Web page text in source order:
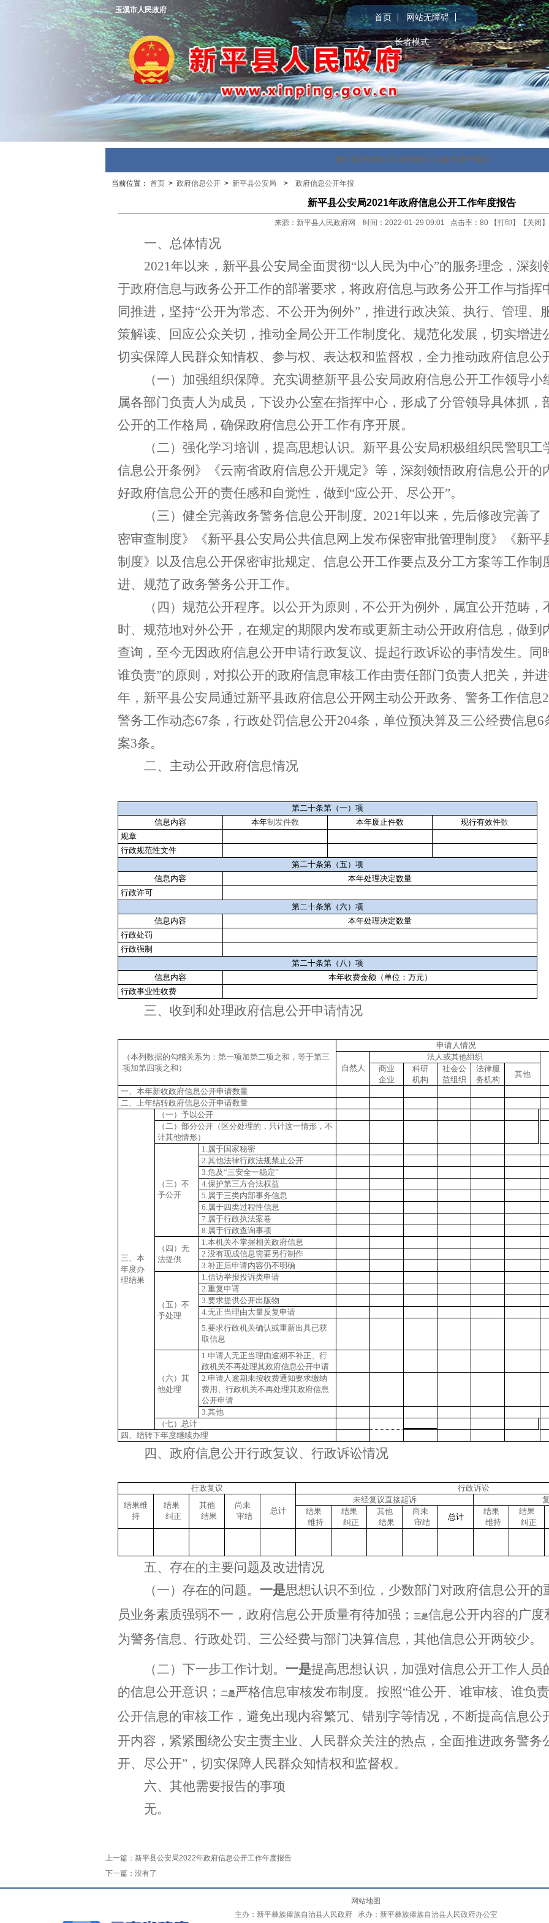
首页 网站无障碍
长者模式
玉溪市人民政府
首页 政府信息公开 政务服务 公众参与 新平概况
当前位置： 首页 > 政府信息公开 > 新平县公安局 > 政府信息公开年报
新平县公安局2021年政府信息公开工作年度报告
来源：新平县人民政府网 时间：2022-01-29 09:01 点击率： 80 【打印 】【 关闭 】
一、总体情况
2021年以来，新平县公安局全面贯彻“以人民为中心”的服务理念，深
于政府信息与政务公开工作的部署要求，将政府信息与政务公开工作与指挥
同推进，坚持“公开为常态、不公开为例外”，推进行政决策、执行、管理、
策解读、回应公众关切，推动全局公开工作制度化、规范化发展，切实增进
切实保障人民群众知情权、参与权、表达权和监督权，全力推动政府信息公
（一）加强组织保障。 充实调整新平县公安局政府信息公开工作领导
属各部门负责人为成员，下设办公室在指挥中心，形成了分管领导具体抓，
公开的工作格局，确保政府信息公开工作有序开展。
（二）强化学习培训，提高思想认识。 新平县公安局积极组织民警职
信息公开条例》《云南省政府信息公开规定》等，深刻领悟政府信息公开的
好政府信息公开的责任感和自觉性，做到“应公开、尽公开”。
（三）健全完善政务警务信息公开制度。 2021年以来，先后修改完善了
密审查制度》《新平县公安局公共信息网上发布保密审批管理制度》《新平
制度》以及信息公开保密审批规定、信息公开工作要点及分工方案等工作制
进、规范了政务警务公开工作。
（四）规范公开程序。
以公开为原则，不公开为例外，属宜公开范畴
时、规范地对外公开，在规定的期限内发布或更新主动公开政府信息，做到
查询，至今无因政府信息公开申请行政复议、提起行政诉讼的事情发生。同
谁负责”的原则，对拟公开的政府信息审核工作由责任部门负责人把关，并
年，新平县公安局通过新平县政府信息公开网主动公开政务、警务工作信息
警务工作动态67条，行政处罚信息公开204条，单位预决算及三公经费信息6
案3条。
二、主动公开政府信息情况
第二十条第（一）项
信息内容
本年制发件数 本年废止件数 现行有效件数
规章
行政规范性文件
第二十条第（五）项
信息内容
本年处理决定数量
行政许可
第二十条第（六）项
信息内容
本年处理决定数量
行政处罚
行政强制
第二十条第（八）项
信息内容
本年收费金额（单位：万元）
行政事业性收费
三、收到和处理政府信息公开申请情况
（本列数据的勾稽关系为：第一项加第二项之和，等于第三
项加第四项之和）
申请人情况
自然人
法人或其他组织
商业
企业
科研
机构
社会公
益组织
法律服
务机构
其他
一、本年新收政府信息公开申请数量
二、上年结转政府信息公开申请数量
三、本
年度办
理结果
（一）予以公开
（二）部分公开 （区分处理的，只计这一情形，不
计其他情形）
（三）不
予公开
1.属于国家秘密
2.其他法律行政法规禁止公开
3.危及“三安全一稳定”
4.保护第三方合法权益
5.属于三类内部事务信息
6.属于四类过程性信息
7.属于行政执法案卷
8.属于行政查询事项
（四）无
法提供
1.本机关不掌握相关政府信息
2.没有现成信息需要另行制作
3.补正后申请内容仍不明确
（五）不
予处理
1.信访举报投诉类申请
2.重复申请
3.要求提供公开出版物
4.无正当理由大量反复申请
5.要求行政机关确认或重新出具已获
取信息
（六）其
他处理
1.申请人无正当理由逾期不补正、行
政机关不再处理其政府信息公开申请
2.申请人逾期未按收费通知要求缴纳
费用、行政机关不再处理其政府信息
公开申请
3.其他
（七）总计
四、结转下年度继续办理
四、政府信息公开行政复议、行政诉讼情况
行政复议
行政诉讼
结果维
持
结果
纠正
其他
结果
尚未
审结
总计
未经复议直接起诉
结果
维持
结果
纠正
其他
结果
尚未
审结
总计
结果
维持
结果
纠正
五、存在的主要问题及改进情况
（一）存在的问题。 一是思想认识不到位，少数部门对政府信息公开的
员业务素质强弱不一，政府信息公开质量有待加强；
三是信息公开内容的广
为警务信息、行政处罚、三公经费与部门决算信息，其他信息公开两较少。
（二）下一步工作计划。 一是提高思想认识，加强对信息公开工作人
的信息公开意识；
二是严格信息审核发布制度。按照“谁公开、谁审核、谁负
公开信息的审核工作，避免出现内容繁冗、错别字等情况，不断提高信息公
开内容，紧紧围绕公安主责主业、人民群众关注的热点，全面推进政务警务
开、尽公开”，切实保障人民群众知情权和监督权。
六、其他需要报告的事项
无。
上一篇： 新平县公安局2022年政府信息公开工作年度报告
下一篇： 没有了
网站地图
主办：新平彝族傣族自治县人民政府 承办：新平彝族傣族自治县人民政府办公室